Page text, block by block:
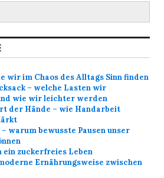
wir im Chaos des Alltags Sinn finden
– welche Lasten wir
wie wir leichter werden
der Hände – wie Handarbeit
warum bewusste Pausen unser
ein zuckerfreies Leben
Ernährungsweise zwischen